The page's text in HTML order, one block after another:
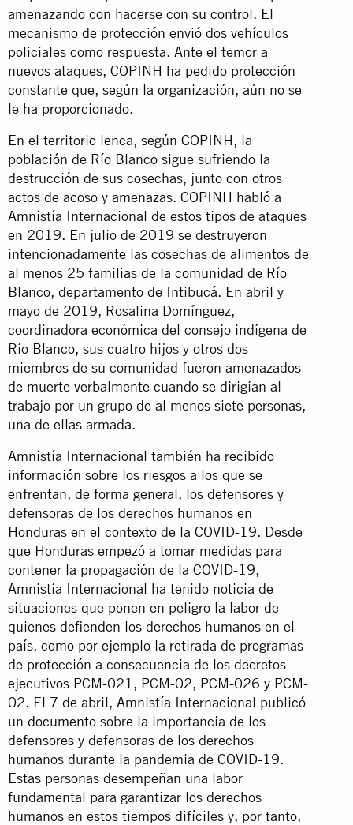
amenazando con hacerse con su control. El
mecanismo de protección envió dos vehículos
policiales como respuesta. Ante el temor a
nuevos ataques, COPINH ha pedido protección
constante que, según la organización, aún no se
le ha proporcionado.
En el territorio lenca, según COPINH, la
población de Río Blanco sigue sufriendo la
destrucción de sus cosechas, junto con otros
actos de acoso y amenazas. COPINH habló a
Amnistía Internacional de estos tipos de ataques
en 2019. En julio de 2019 se destruyeron
intencionadamente las cosechas de alimentos de
al menos 25 familias de la comunidad de Río
Blanco, departamento de Intibucá. En abril y
mayo de 2019, Rosalina Domínguez,
coordinadora económica del consejo indígena de
Río Blanco, sus cuatro hijos y otros dos
miembros de su comunidad fueron amenazados
de muerte verbalmente cuando se dirigían al
trabajo por un grupo de al menos siete personas,
una de ellas armada.
Amnistía Internacional también ha recibido
información sobre los riesgos a los que se
enfrentan, de forma general, los defensores y
defensoras de los derechos humanos en
Honduras en el contexto de la COVID-19. Desde
que Honduras empezó a tomar medidas para
contener la propagación de la COVID-19,
Amnistía Internacional ha tenido noticia de
situaciones que ponen en peligro la labor de
quienes defienden los derechos humanos en el
país, como por ejemplo la retirada de programas
de protección a consecuencia de los decretos
ejecutivos PCM-021, PCM-02, PCM-026 y PCM-
02. El 7 de abril, Amnistía Internacional publicó
un documento sobre la importancia de los
defensores y defensoras de los derechos
humanos durante la pandemia de COVID-19.
Estas personas desempeñan una labor
fundamental para garantizar los derechos
humanos en estos tiempos difíciles y, por tanto,